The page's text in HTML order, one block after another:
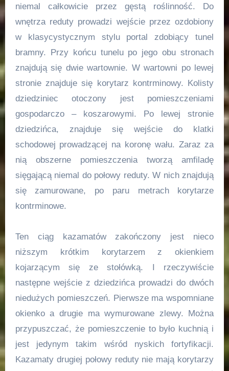
niemal całkowicie przez gęstą roślinność. Do
wnętrza reduty prowadzi wejście przez ozdobiony
w klasycystycznym stylu portal zdobiący tunel
bramny. Przy końcu tunelu po jego obu stronach
znajdują się dwie wartownie. W wartowni po lewej
stronie znajduje się korytarz kontrminowy. Kolisty
dziedziniec otoczony jest pomieszczeniami
gospodarczo – koszarowymi. Po lewej stronie
dziedzińca, znajduje się wejście do klatki
schodowej prowadzącej na koronę wału. Zaraz za
nią obszerne pomieszczenia tworzą amfiladę
sięgającą niemal do połowy reduty. W nich znajdują
się zamurowane, po paru metrach korytarze
kontrminowe.
Ten ciąg kazamatów zakończony jest nieco
niższym krótkim korytarzem z okienkiem
kojarzącym się ze stołówką. I rzeczywiście
następne wejście z dziedzińca prowadzi do dwóch
niedużych pomieszczeń. Pierwsze ma wspomniane
okienko a drugie ma wymurowane zlewy. Można
przypuszczać, że pomieszczenie to było kuchnią i
jest jedynym takim wśród nyskich fortyfikacji.
Kazamaty drugiej połowy reduty nie mają korytarzy